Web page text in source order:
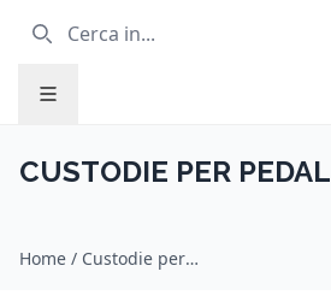
CUSTODIE PER
Home / Custodie per pedaliere